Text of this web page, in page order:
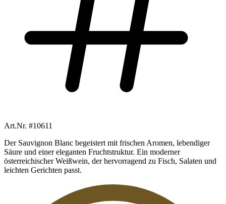
Art.Nr. #10611
Der Sauvignon Blanc begeistert mit frischen Aromen, lebendiger
Säure und einer eleganten Fruchtstruktur. Ein moderner
österreichischer Weißwein, der hervorragend zu Fisch, Salaten und
leichten Gerichten passt.